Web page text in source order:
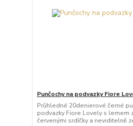
Punčochy na podvazky Fiore
Průhledné 20denierové černé
podvazky Fiore Lovely s lemem
červenými srdíčky a neviditelně